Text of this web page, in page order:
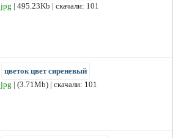
jpg | 495.23Kb | скачали: 101
цветок цвет сиреневый
jpg | (3.71Mb) | скачали: 101